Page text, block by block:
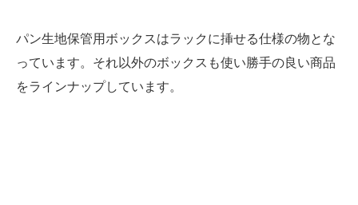
パン生地保管用ボックスはラックに挿せる仕様の物とな
っています。それ以外のボックスも使い勝手の良い商品
をラインナップしています。